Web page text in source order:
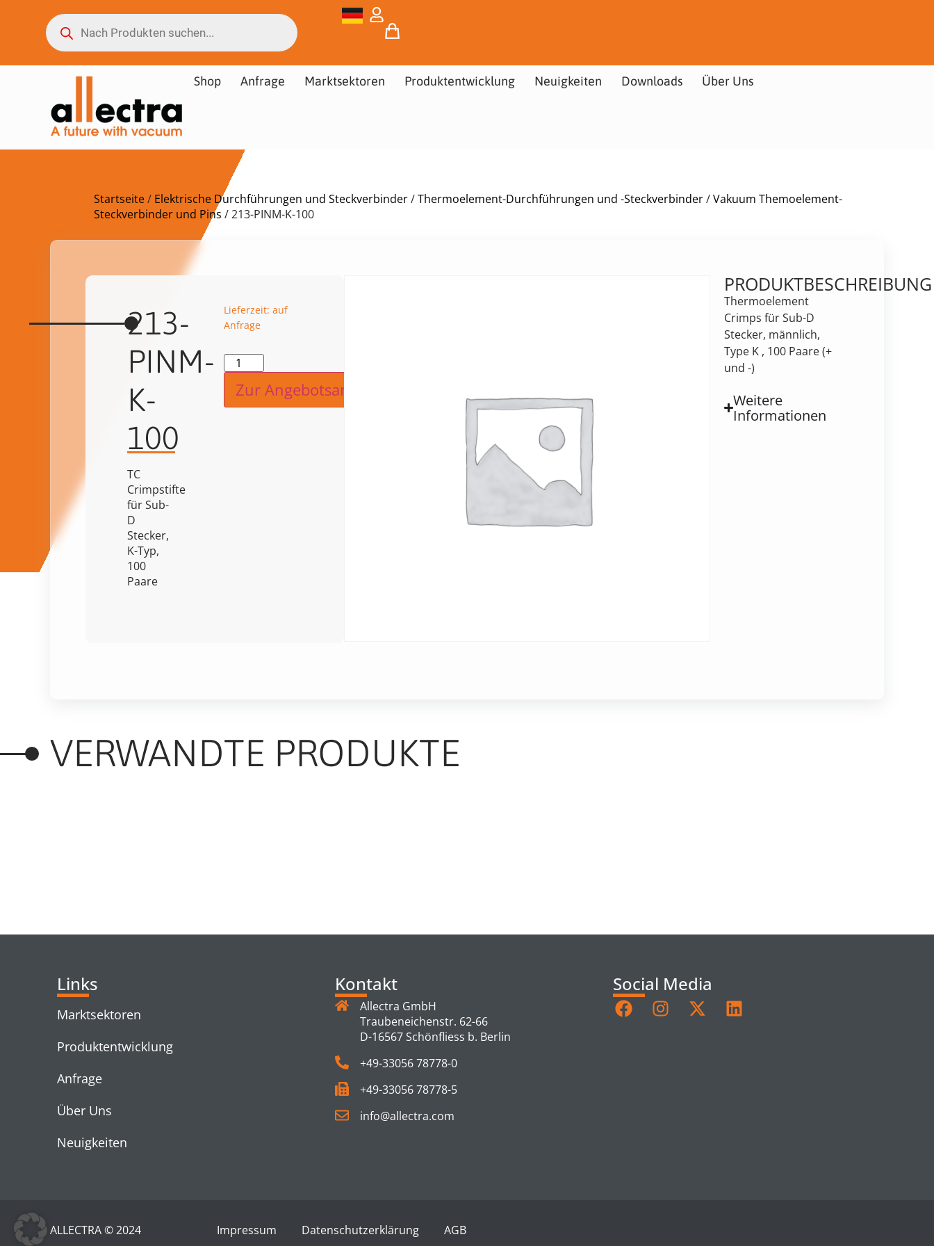
Shop Anfrage Marktsektoren Produktentwicklung Neuigkeiten Downloads Über Uns
Startseite/ Elektrische Durchführungen und Steckverbinder/Thermoelement-Durchführungen und -Steckverbinder/Vakuum Themoelement-
Steckverbinder und Pins / 213-PINM-K-100
213-
PINM-
K-
100
TC
Crimpstifte
für Sub-
D
Stecker,
K-Typ,
100
Paare
Lieferzeit: auf
Anfrage
Zur Angebotsanfrage hinzufügen
PRODUKTBESCHREIBUNG
Thermoelement
Crimps für Sub-D
Stecker, männlich,
Type K , 100 Paare (+
und -)
Weitere
Informationen
VERWANDTE PRODUKTE
Links
Marktsektoren
Produktentwicklung
Anfrage
Über Uns
Neuigkeiten
Kontakt
Allectra GmbH
Traubeneichenstr. 62-66
D-16567 Schönfliess b. Berlin
+49-33056 78778-0
+49-33056 78778-5
info@allectra.com
Social Media
ALLECTRA © 2024 Impressum Datenschutzerklärung AGB